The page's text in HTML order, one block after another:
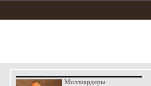
Миллиардеры